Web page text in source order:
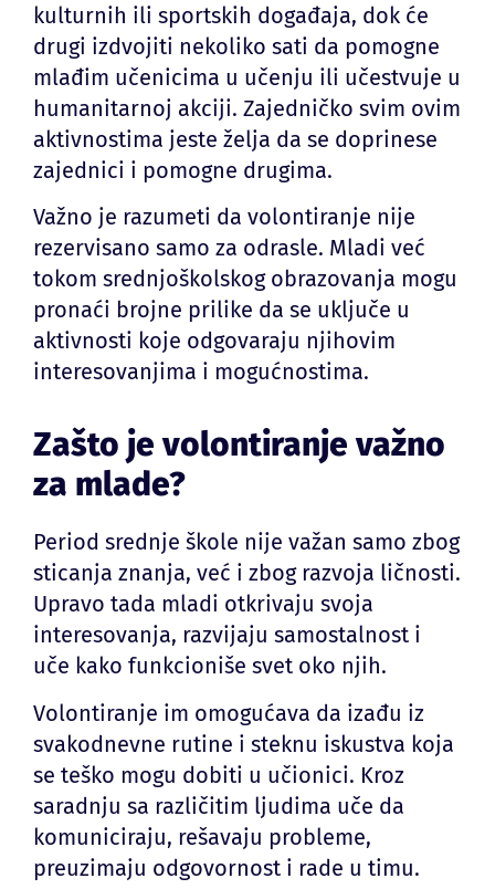
kulturnih ili sportskih događaja, dok će
drugi izdvojiti nekoliko sati da pomogne
mlađim učenicima u učenju ili učestvuje u
humanitarnoj akciji. Zajedničko svim ovim
aktivnostima jeste želja da se doprinese
zajednici i pomogne drugima.
Važno je razumeti da volontiranje nije
rezervisano samo za odrasle. Mladi već
tokom srednjoškolskog obrazovanja mogu
pronaći brojne prilike da se uključe u
aktivnosti koje odgovaraju njihovim
interesovanjima i mogućnostima.
Zašto je volontiranje važno
za mlade?
Period srednje škole nije važan samo zbog
sticanja znanja, već i zbog razvoja ličnosti.
Upravo tada mladi otkrivaju svoja
interesovanja, razvijaju samostalnost i
uče kako funkcioniše svet oko njih.
Volontiranje im omogućava da izađu iz
svakodnevne rutine i steknu iskustva koja
se teško mogu dobiti u učionici. Kroz
saradnju sa različitim ljudima uče da
komuniciraju, rešavaju probleme,
preuzimaju odgovornost i rade u timu.